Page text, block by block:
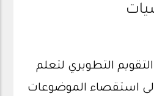
التطويري لتعلم
إلى استقصاء الموضوعات